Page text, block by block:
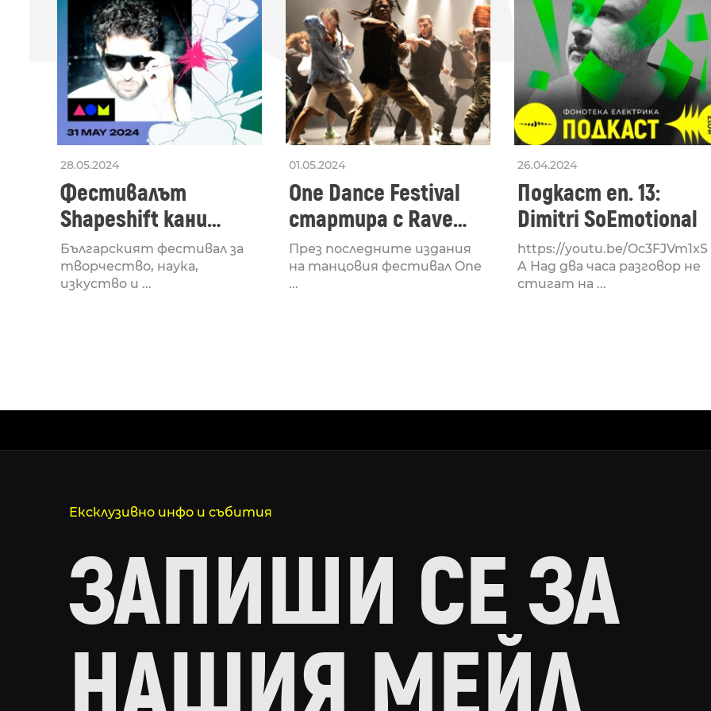
28.05.2024
Фестивалът
Shapeshift кани
Fabrizio Mammarella
за откриването си
Българският фестивал за
творчество, наука,
изкуство и ...
01.05.2024
One Dance Festival
стартира с Rave
Lucid, посветен на
рейв културата
През последните издания
на танцовия фестивал One
...
26.04.2024
Подкаст еп. 13:
Dimitri SoEmotional
https://youtu.be/Oc3FJVm1xS
A Над два часа разговор не
стигат на ...
Ексклузивно инфо и събития
ЗАПИШИ СЕ ЗА